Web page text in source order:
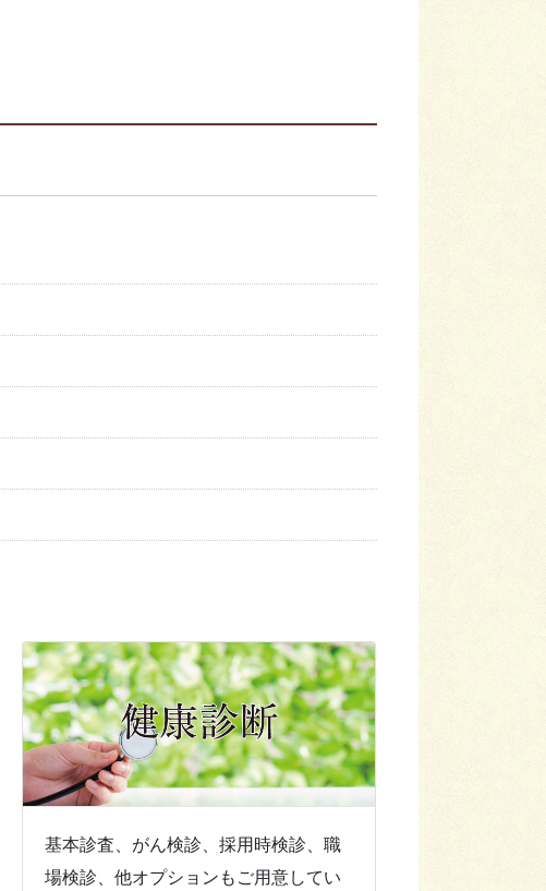
基本診査、がん検診、採用時検診、職
場検診、他オプションもご用意してい